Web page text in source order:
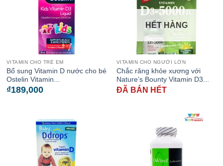
VITAMIN CHO TRẺ EM
Bổ sung Vitamin D nước cho bé
Ostelin Vitamin...
₫189,000
HẾT HÀNG
VITAMIN CHO NGƯỜI LỚN
Chắc răng khỏe xương với
Nature’s Bounty Vitamin D3...
ĐÃ BÁN HẾT